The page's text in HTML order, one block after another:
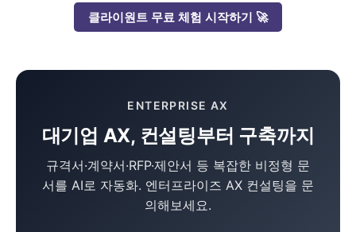
클라이원트 무료 체험 시작하기 🚀
ENTERPRISE AX
대기업 AX, 컨설팅부터 구축까지
규격서·계약서·RFP·제안서 등 복잡한 비정형 문
서를 AI로 자동화. 엔터프라이즈 AX 컨설팅을 문
의해보세요.